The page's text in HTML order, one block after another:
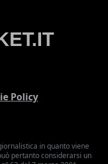
Policy
in quanto viene
pertanto considerarsi un